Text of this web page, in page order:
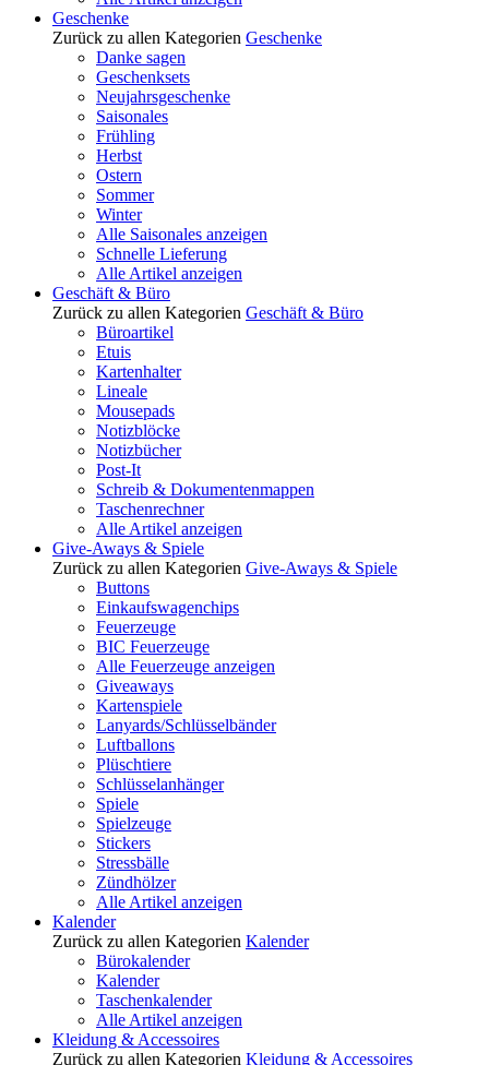
Geschenke
Zurück zu allen Kategorien Geschenke
Danke sagen
Geschenksets
Neujahrsgeschenke
Saisonales
Frühling
Herbst
Ostern
Sommer
Winter
Alle Saisonales anzeigen
Schnelle Lieferung
Alle Artikel anzeigen
Geschäft & Büro
Zurück zu allen Kategorien Geschäft & Büro
Büroartikel
Etuis
Kartenhalter
Lineale
Mousepads
Notizblöcke
Notizbücher
Post-It
Schreib & Dokumentenmappen
Taschenrechner
Alle Artikel anzeigen
Give-Aways & Spiele
Zurück zu allen Kategorien Give-Aways & Spiele
Buttons
Einkaufswagenchips
Feuerzeuge
BIC Feuerzeuge
Alle Feuerzeuge anzeigen
Giveaways
Kartenspiele
Lanyards/Schlüsselbänder
Luftballons
Plüschtiere
Schlüsselanhänger
Spiele
Spielzeuge
Stickers
Stressbälle
Zündhölzer
Alle Artikel anzeigen
Kalender
Zurück zu allen Kategorien Kalender
Bürokalender
Kalender
Taschenkalender
Alle Artikel anzeigen
Kleidung & Accessoires
Zurück zu allen Kategorien Kleidung & Accessoires